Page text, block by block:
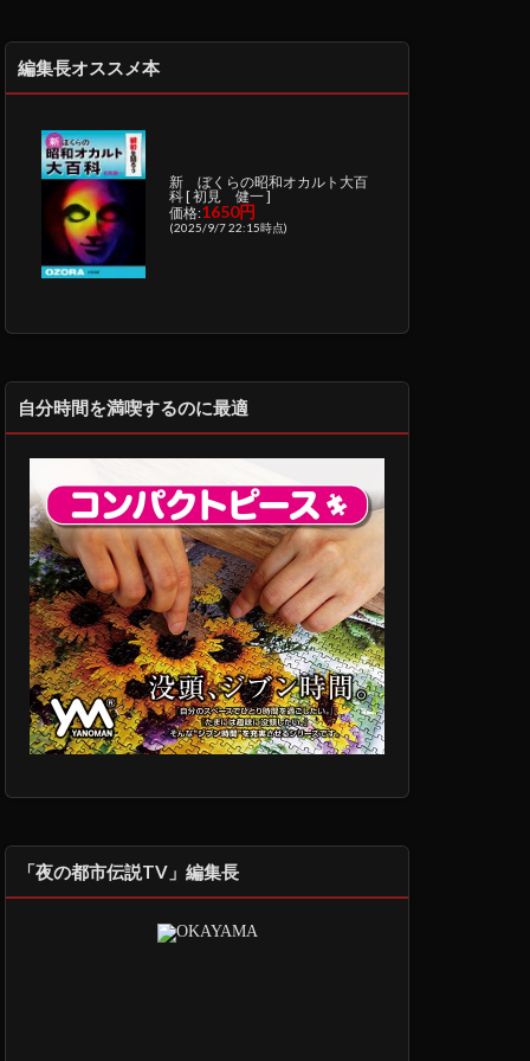
編集長オススメ本
新 ぼくらの昭和オカルト大百
科 [ 初見 健一 ]
価格:1650円
(2025/9/7 22:15時点)
自分時間を満喫するのに最適
「夜の都市伝説TV」編集長